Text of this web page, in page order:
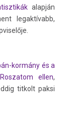
alapján
legaktívabb,
kormány és a
ellen,
titkolt paksi